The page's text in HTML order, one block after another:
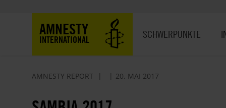
AMNESTY
INTERNATIONAL SCHWERPUNKTE
AMNESTY REPORT 20. MAI 2017